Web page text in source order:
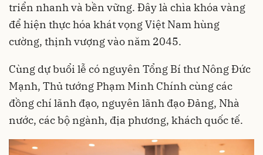
triển nhanh và bền vững. Đây là chìa khóa vàng
để hiện thực hóa khát vọng Việt Nam hùng
cường, thịnh vượng vào năm 2045.
Cùng dự buổi lễ có nguyên Tổng Bí thư Nông Đức
Mạnh, Thủ tướng Phạm Minh Chính cùng các
đồng chí lãnh đạo, nguyên lãnh đạo Đảng, Nhà
nước, các bộ ngành, địa phương, khách quốc tế.